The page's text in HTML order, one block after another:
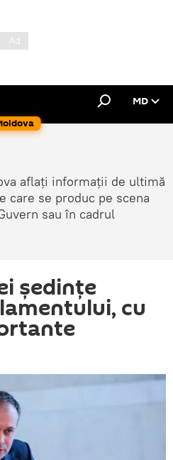
MD
aflați informații de ultimă
care se produc pe scena
sau în cadrul
şedinţe
cu